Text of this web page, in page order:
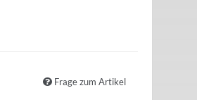
Frage zum Artikel